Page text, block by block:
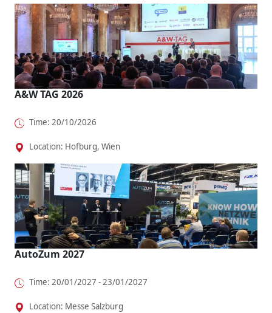
A&W TAG 2026
Time: 20/10/2026
Location: Hofburg, Wien
AutoZum 2027
Time: 20/01/2027 - 23/01/2027
Location: Messe Salzburg